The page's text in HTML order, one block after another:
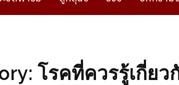
โรคที่ควรรู้เกี่ย